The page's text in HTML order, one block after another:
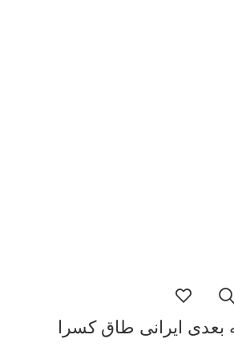
ایرانی طاق کسرا